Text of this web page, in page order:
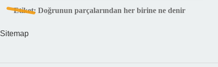
Etiket: Doğrunun parçalarından her birine ne denir
Sitemap